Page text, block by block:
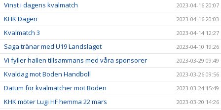
Vinst i dagens kvalmatch 2023-04-16 20:07
KHK Dagen 2023-04-16 20:03
Kvalmatch 3 2023-04-14 12:27
Saga tränar med U19 Landslaget 2023-04-10 19:26
Vi fyller hallen tillsammans med våra sponsorer 2023-03-29 09:49
Kvaldag mot Boden Handboll 2023-03-26 09:56
Datum för kvalmatcher mot Boden 2023-03-24 15:49
KHK möter Lugi HF hemma 22 mars 2023-03-20 14:26